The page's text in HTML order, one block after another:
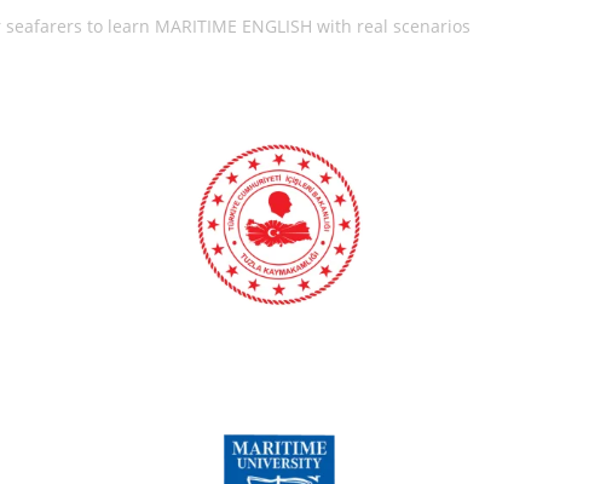
to learn MARITIME ENGLISH with real scenarios